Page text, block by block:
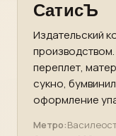
СатисЪ
Издательский
переплет,
сукно,
оформление
Метро: